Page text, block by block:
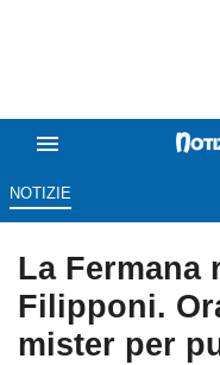
NOTIZIE
La Fermana
Filipponi.
mister per